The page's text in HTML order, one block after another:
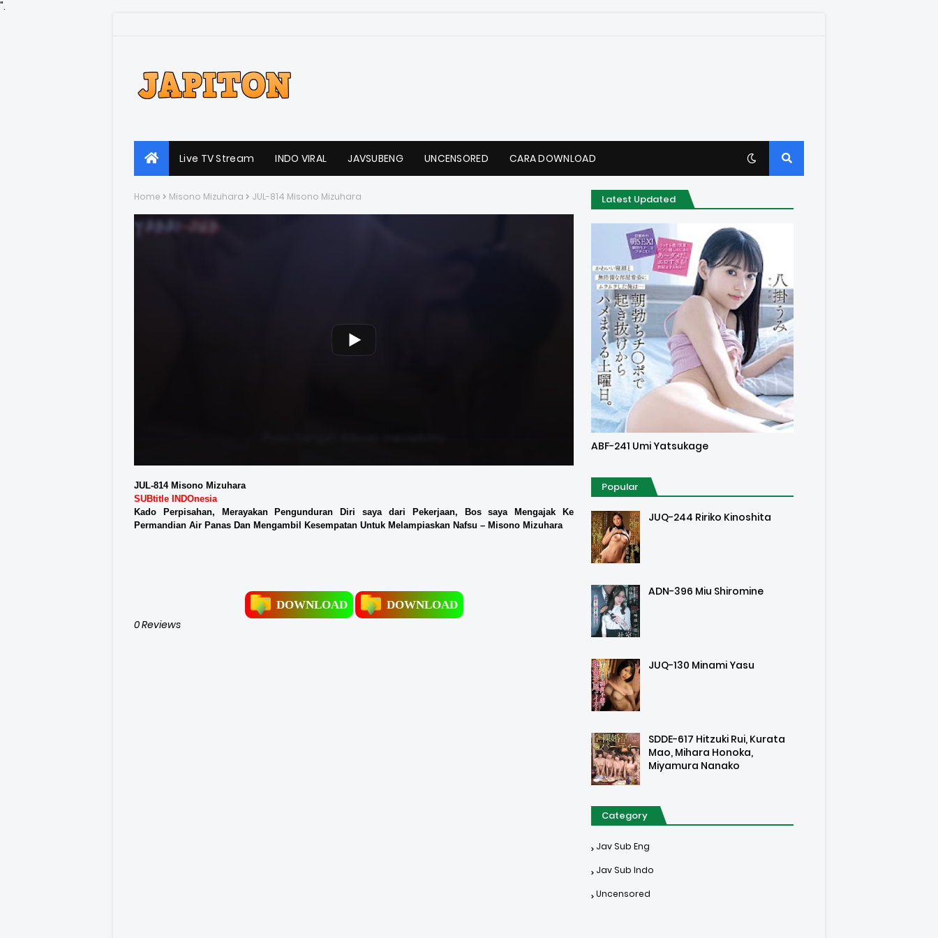
".
Live TV Stream INDO VIRAL JAVSUBENG UNCENSORED CARA DOWNLOAD
Home Misono Mizuhara JUL-814 Misono Mizuhara
JUL-814 Misono Mizuhara
SUBtitle INDOnesia
Kado Perpisahan, Merayakan Pengunduran Diri saya dari Pekerjaan, Bos saya Mengajak Ke
Permandian Air Panas Dan Mengambil Kesempatan Untuk Melampiaskan Nafsu – Misono Mizuhara
DOWNLOAD DOWNLOAD
0 Reviews
Latest Updated
Uncensored
ABF-241 Umi Yatsukage
Popular
JUQ-244 Ririko Kinoshita
ADN-396 Miu Shiromine
JUQ-130 Minami Yasu
SDDE-617 Hitzuki Rui, Kurata
Mao, Mihara Honoka,
Miyamura Nanako
Category
Jav Sub Eng
Jav Sub Indo
Uncensored